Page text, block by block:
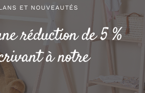
ET NOUVEAUTÉS
réduction de 5 %
à notre